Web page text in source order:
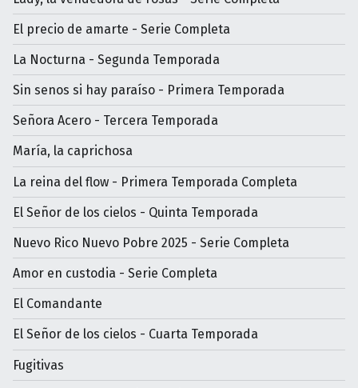
El precio de amarte - Serie Completa
La Nocturna - Segunda Temporada
Sin senos si hay paraíso - Primera Temporada
Señora Acero - Tercera Temporada
María, la caprichosa
La reina del flow - Primera Temporada Completa
El Señor de los cielos - Quinta Temporada
Nuevo Rico Nuevo Pobre 2025 - Serie Completa
Amor en custodia - Serie Completa
El Comandante
El Señor de los cielos - Cuarta Temporada
Fugitivas